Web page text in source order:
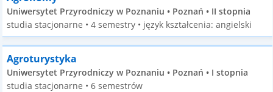
Uniwersytet Przyrodniczy w Poznaniu • Poznań • II stopnia
studia stacjonarne • 4 semestry • język kształcenia: angielski
Agroturystyka
Uniwersytet Przyrodniczy w Poznaniu • Poznań • I stopnia
studia stacjonarne • 6 semestrów